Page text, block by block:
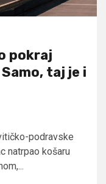
pokraj
taj je i
podravske
natrpao košaru